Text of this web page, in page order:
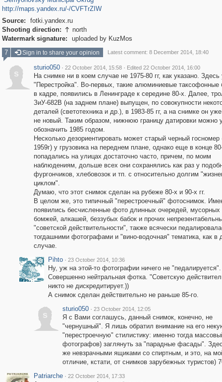
http://maps.yandex.ru/-/CVFTrZIW
Source:
fotki.yandex.ru
Shooting direction:  north
Watermark signature:
uploaded by KuzMos
7
Sign in to share your opinion Latest comment: 8 December 2014, 18:40
s
sturio050 · 22 October 2014, 15:58 · Edited 22 October 2014, 16:00
На снимке ни в коем случае не 1975-80 гг, как указано.
"Перестройка". Во-первых, такие алюминиевые таксофонные
в кадре, появились в Ленинграде к середине 80-х. Далее,
ЗиУ-682В (на заднем плане) выпущен, по совокупности
деталей (светотехника и др.), в 1983-85 гг, а на снимке он
не новый. Таким образом, нижнюю границу датировки можно
обозначить 1985 годом.
Несколько дезориентировать может старый черный госномер
1959г) у грузовика на переднем плане, однако еще в конце
попадались на улицах достаточно часто, причем, по моим
наблюдениям, дольше всех они сохранялись как раз у
фургончиков, хлебовозок и тп. с относительно долгим
циклом".
Думаю, что этот снимок сделан на рубеже 80-х и 90-х гг.
В целом же, это типичный "перестроечный" фотоснимок.
появились бесчисленные фото длинных очередей, мусорных
бомжей, алкашей, беззубых бабок и прочих
"советской действительности", также всячески
тогдашними фотографами и "вино-водочная" тематика, как в
случае.
Pihto · 23 October 2014, 10:36
Ну, уж на этой-то фотографии ничего не "педалируется".
Совершенно нейтральная фотка. "Советскую
никто не дискредитирует.))
А снимок сделан действительно не раньше 85-го.
s
sturio050 · 23 October 2014, 12:05
Я с Вами соглашусь, данный снимок, конечно, не
"чернушный". Я лишь обратил внимание на его
"перестроечную" стилистику: именно тогда
фотографов) заглянуть за "парадные фасады".
же невзрачными ящиками со спиртным, и это, на
отличие, кстати, от снимков зарубежных туристов)
Patriarche · 22 October 2014, 17:33